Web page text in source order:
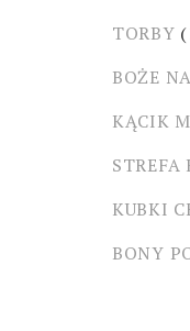
TORBY
BOŻE
KĄCIK
STREFA
KUBKI
BONY